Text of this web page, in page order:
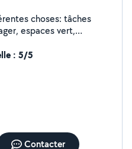
choses: tâches
espaces vert,
: 5/5
Contacter